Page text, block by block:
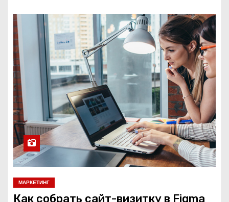
МАРКЕТИНГ
Как собрать сайт-визитку в Figma